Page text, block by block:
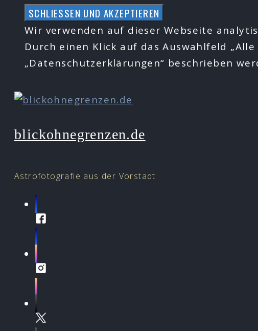
Inhalt
springen
Wir verwenden auf dieser Webseite
Durch einen Klick auf das Auswahlfeld
„Datenschutzerklärungen“ beschrieben
blickohnegrenzen.de
Astrofotografie aus der Vorstadt